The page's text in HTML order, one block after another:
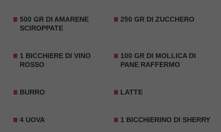
500 GR DI AMARENE
SCIROPPATE
250 GR DI ZUCCHERO
1 BICCHIERE DI VINO
ROSSO
100 GR DI MOLLICA DI
PANE RAFFERMO
BURRO LATTE
4 UOVA 1 BICCHIERINO DI SHERRY